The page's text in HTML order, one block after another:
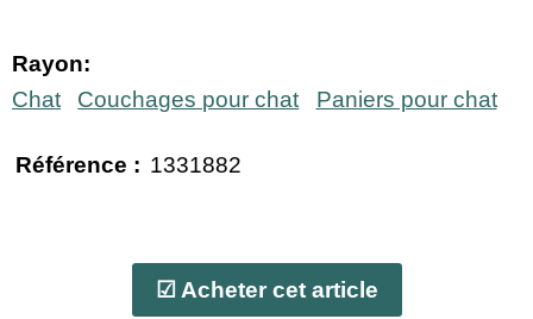
Rayon:
Chat
Couchages pour chat Paniers pour chat
Référence : 1331882
☑ Acheter cet article